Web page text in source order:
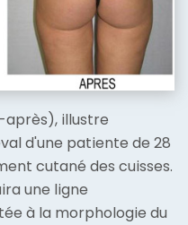
après), illustre
d'une patiente de 28
cutané des cuisses.
une ligne
à la morphologie du